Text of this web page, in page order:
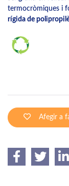
termocròmiques i
rígida de
Afegir a